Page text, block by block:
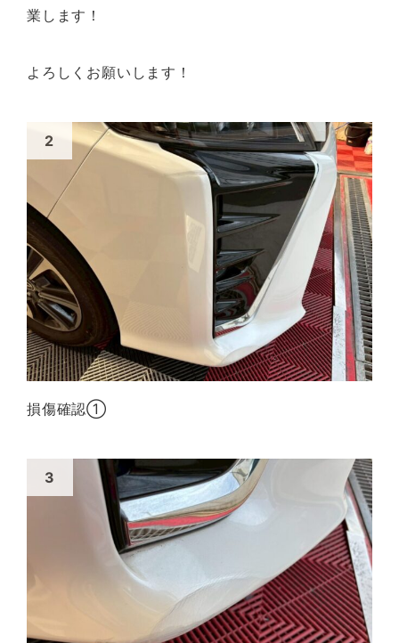
業します！
よろしくお願いします！
損傷確認①